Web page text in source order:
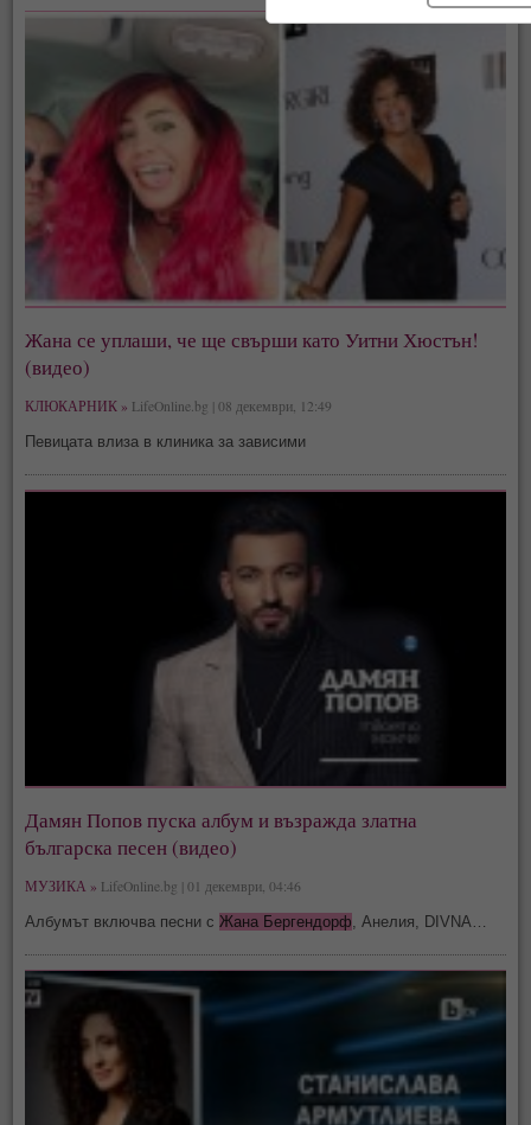
Жана се уплаши, че ще свърши като Уитни Хюстън!
(видео)
КЛЮКАРНИК » LifeOnline.bg | 08 декември, 12:49
Певицата влиза в клиника за зависими
Дамян Попов пуска албум и възражда златна
българска песен (видео)
МУЗИКА » LifeOnline.bg | 01 декември, 04:46
Албумът включва песни с Жана Бергендорф , Анелия, DIVNA…